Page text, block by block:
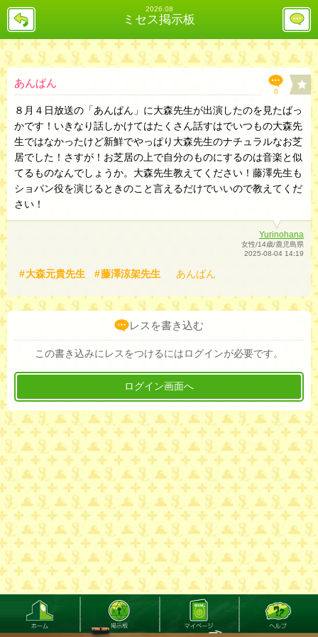
2026.08
ミセス掲示板
戻
レ
投
稿
欄
0
あんぱん
８月４日放送の「あんぱん」に大森先生が出演したのを見たばっ
かです！いきなり話しかけてはたくさん話すはでいつもの大森先
生ではなかったけど新鮮でやっぱり大森先生のナチュラルなお芝
居でした！さすが！お芝居の上で自分のものにするのは音楽と似
てるものなんでしょうか。大森先生教えてください！藤澤先生も
ショパン役を演じるときのこと言えるだけでいいので教えてくだ
さい！
Yurinohana
女性/14歳/鹿児島県
2025-08-04 14:19
大森元貴先生 藤澤涼架先生 あんぱん
レスを書き込む
この書き込みにレスをつけるにはログインが必要です。
ログイン画面へ